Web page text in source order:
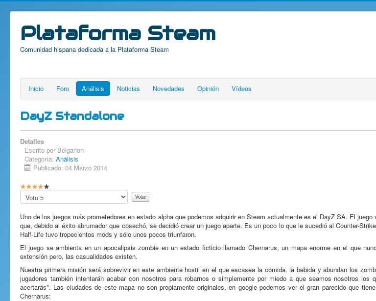
Plataforma Steam
Comunidad hispana dedicada a la Plataforma Steam
Inicio Foro Análisis Noticias Novedades Opinión Vídeos
DayZ Standalone
Detalles
Escrito por Belgarion
Categoría: Análisis
Publicado: 04 Marzo 2014
Ratio: 4 / 5
Por
favor,
Uno de los juegos más prometedores en estado alpha que podemos adquirir en Steam actualmente es el DayZ SA. El
que, debido al éxito abrumador que cosechó, se decidió crear un juego aparte. Es un poco lo que le sucedió al Counter-
Half-Life tuvo tropecientos mods y sólo unos pocos triunfaron.
El juego se ambienta en un apocalipsis zombie en un estado ficticio llamado Chernarus, un mapa enorme en el que
extensión pero, las casualidades existen.
Nuestra primera misión será sobrevivir en este ambiente hostil en el que escasea la comida, la bebida y abundan los
jugadores también intentarán acabar con nosotros para robarnos o simplemente por miedo a que seamos nosotros
acertarás". Las ciudades de este mapa no son propiamente originales, en google podemos ver el gran parecido que
Chernarus: